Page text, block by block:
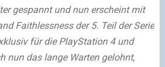
gespannt und nun erscheint mit
Faithlessness der 5. Teil der Serie
für die PlayStation 4 und
nun das lange Warten gelohnt,